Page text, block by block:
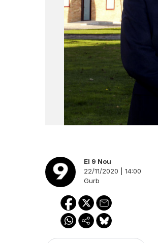
El 9 Nou
22/11/2020 | 14:00
Gurb